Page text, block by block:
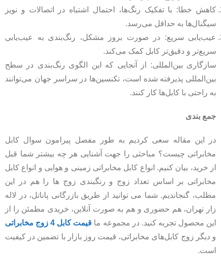
کاهش خطا: با تفکیک رنگ‌ها، احتمال اشتباه در اتصالات و نویز
سیگنال‌ها به حداقل می‌رسد.
عیب‌یابی سریع: در صورت بروز مشکل، رنگ‌بندی به عیب‌یابی
سریع‌تر و دقیق‌تر کابل کمک می‌کند.
سازگاری بین‌المللی: از آنجایی که این الگوی رنگ‌بندی در سطح
بین‌المللی پذیرفته شده است، تکنسین‌ها در سراسر جهان می‌توانند
به راحتی با کابل‌ها کار کنند.
جمع بندی
در این مقاله سعی کردیم به طور مفصل پیرامون سوال کابل
مخابراتی چیست؟ مباحثی را جهت آشنایی هر چه بیشتر شما قبل
از خرید، بیان کنیم. انواع کابل مخابراتی زمینی و هوایی و انواع کابل
مخابراتی بر اساس تعداد زوج و رنگبندی زوج ها را هم در این
مطلب، گنجاندیم. شما می توانید از طریق بازرگانی پاناتل، در لاله
زار تهران، هم حضوری و هم به صورت آنلاین، خریدی مطمئن را از
این محصول تجربه کنید. در مجموعه ما قیمت کابل 4 زوج مخابراتی
و دیگر زوج کابل‌های مخابراتی، قیمت روز بازار با تضمین در کیفیت
است.